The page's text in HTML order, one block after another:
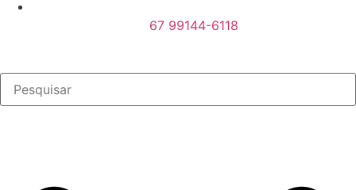
67 99144-6118